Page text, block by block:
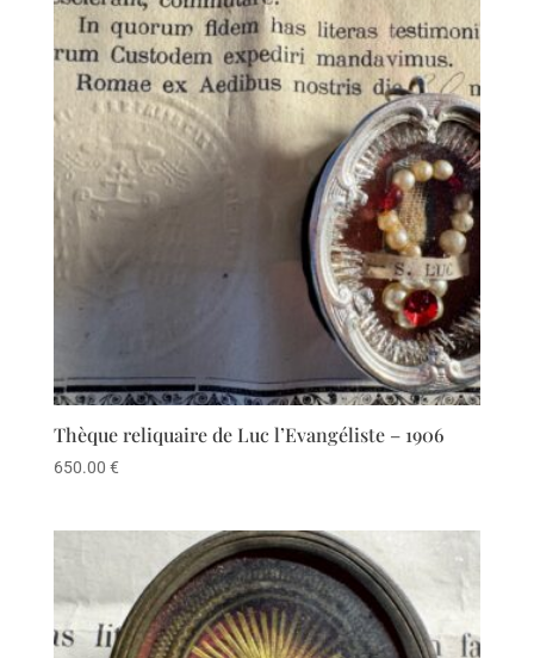
Thèque reliquaire de Luc l’Evangéliste – 1906
650.00 €